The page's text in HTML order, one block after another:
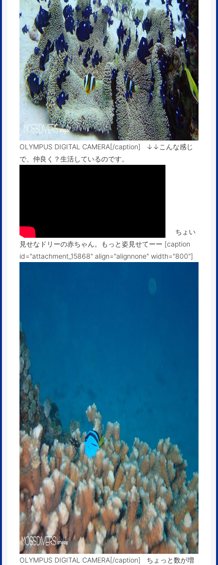
OLYMPUS DIGITAL CAMERA[/caption] ↓↓こんな感じ
で、仲良く？生活しているのです。
ちょい
見せなドリーの赤ちゃん。もっと姿見せてーー [caption
id="attachment_15868" align="alignnone" width="800"]
OLYMPUS DIGITAL CAMERA[/caption] ちょっと数が増